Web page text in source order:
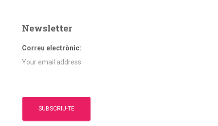
:Newsletter
Correu electrònic: